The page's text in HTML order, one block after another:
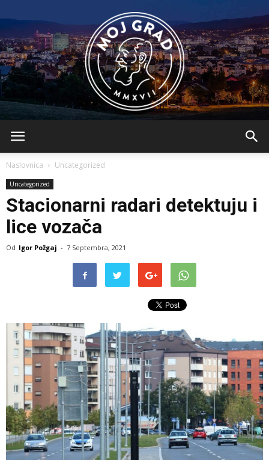
Naslovnica Uncategorized
Uncategorized
Stacionarni radari detektuju i
lice vozača
Od Igor Požgaj - 7 Septembra, 2021